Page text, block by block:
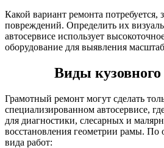
Какой вариант ремонта потребуется,
повреждений. Определить их
автосервисе использует
оборудование для выявления
Виды
Грамотный ремонт могут сделать
специализированном автосервисе,
для диагностики, слесарных и
восстановления геометрии рамы. По
вида работ: